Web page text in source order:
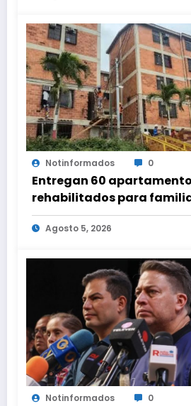
Notinformados 0
Entregan 60
rehabilitados para
urbanismo Ana Victoria
Agosto 5, 2026
Notinformados 0